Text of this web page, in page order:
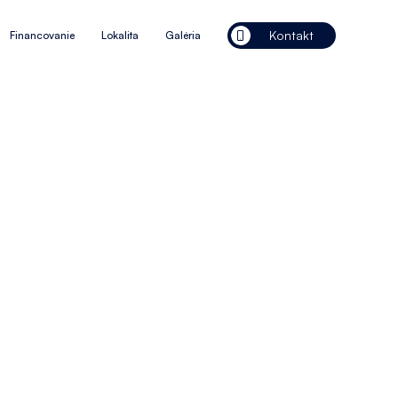
Financovanie Lokalita Galéria Kontakt